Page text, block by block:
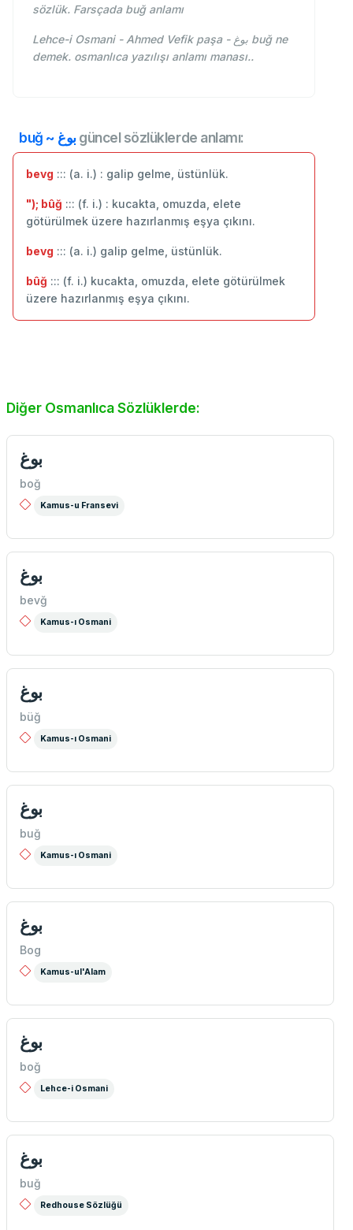
sözlük. Farsçada buğ anlamı
Lehce-i Osmani - Ahmed Vefik paşa - بوغ buğ ne
demek. osmanlıca yazılışı anlamı manası..
buğ ~ بوغgüncel sözlüklerde anlamı:
bevg ::: (a. i.) : galip gelme, üstünlük.
"); bûğ ::: (f. i.) : kucakta, omuzda, elete
götürülmek üzere hazırlanmış eşya çıkını.
bevg ::: (a. i.) galip gelme, üstünlük.
bûğ ::: (f. i.) kucakta, omuzda, elete götürülmek
üzere hazırlanmış eşya çıkını.
Diğer Osmanlıca Sözlüklerde:
بوغ
boğ
Kamus-u Fransevi
بوغ
bevğ
Kamus-ı Osmani
بوغ
büğ
Kamus-ı Osmani
بوغ
buğ
Kamus-ı Osmani
بوغ
Bog
Kamus-ul'Alam
بوغ
boğ
Lehce-i Osmani
بوغ
buğ
Redhouse Sözlüğü